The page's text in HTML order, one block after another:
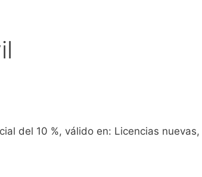
del 10 %, válido en: Licencias